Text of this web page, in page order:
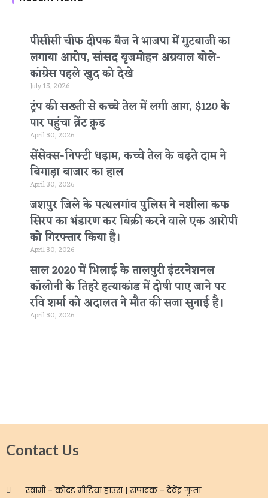
पीसीसी चीफ दीपक बैज ने भाजपा में गुटबाजी का
लगाया आरोप, सांसद बृजमोहन अग्रवाल बोले-
कांग्रेस पहले खुद को देखे
July 15, 2026
ट्रंप की सख्ती से कच्चे तेल में लगी आग, $120 के
पार पहुंचा ब्रेंट क्रूड
April 30, 2026
सेंसेक्स-निफ्टी धड़ाम, कच्चे तेल के बढ़ते दाम ने
बिगाड़ा बाजार का हाल
April 30, 2026
जशपुर जिले के पत्थलगांव पुलिस ने नशीला कफ
सिरप का भंडारण कर बिक्री करने वाले एक आरोपी
को गिरफ्तार किया है।
April 30, 2026
साल 2020 में भिलाई के तालपुरी इंटरनेशनल
कॉलोनी के तिहरे हत्याकांड में दोषी पाए जाने पर
रवि शर्मा को अदालत ने मौत की सजा सुनाई है।
April 30, 2026
Contact Us
स्वामी - कोदंड मीडिया हाउस | संपादक - देवेंद्र गुप्ता